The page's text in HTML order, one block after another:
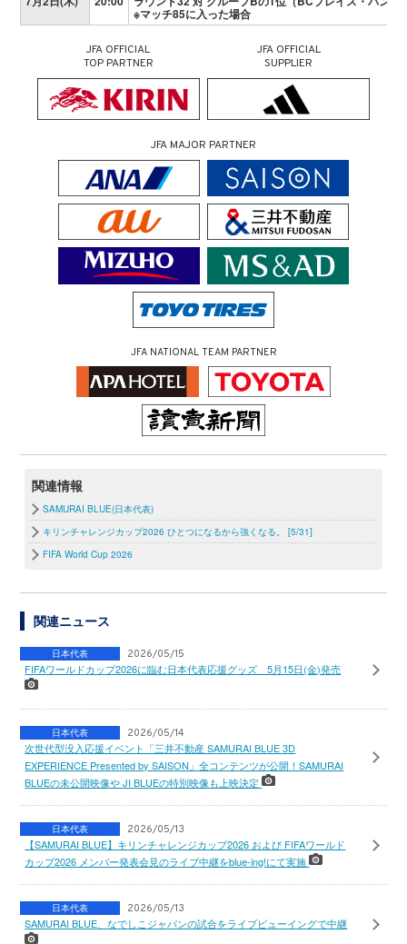
※マッチ85に入った場合
JFA OFFICIAL
TOP PARTNER
JFA OFFICIAL
SUPPLIER
JFA MAJOR PARTNER
JFA NATIONAL TEAM PARTNER
関連情報
SAMURAI BLUE(日本代表)
キリンチャレンジカップ2026 ひとつになるから強くなる。 [5/31]
FIFA World Cup 2026
関連ニュース
日本代表 2026/05/15
FIFAワールドカップ2026に臨む日本代表応援グッズ 5月15日(金)発売
日本代表 2026/05/14
次世代型没入応援イベント「三井不動産 SAMURAI BLUE 3D
EXPERIENCE Presented by SAISON」全コンテンツが公開！SAMURAI
BLUEの未公開映像や JI BLUEの特別映像も上映決定
日本代表 2026/05/13
【SAMURAI BLUE】キリンチャレンジカップ2026 および FIFAワールド
カップ2026 メンバー発表会見のライブ中継をblue-ing!にて実施
日本代表 2026/05/13
SAMURAI BLUE、なでしこジャパンの試合をライブビューイングで中継